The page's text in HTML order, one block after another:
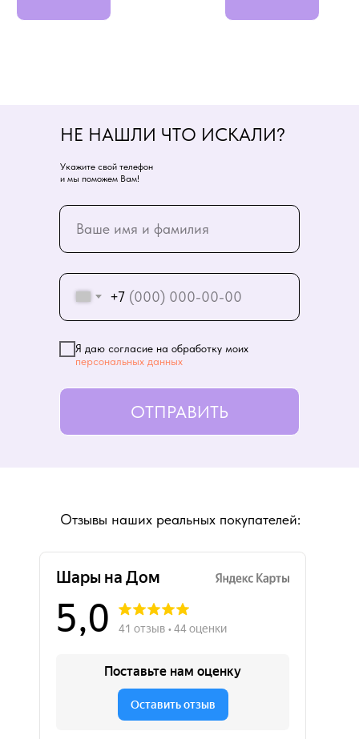
+7
Я даю согласие на обработку моих
персональных данных
ОТПРАВИТЬ
НЕ НАШЛИ ЧТО ИСКАЛИ?
Укажите свой телефон
и мы поможем Вам!
Отзывы наших реальных покупателей: